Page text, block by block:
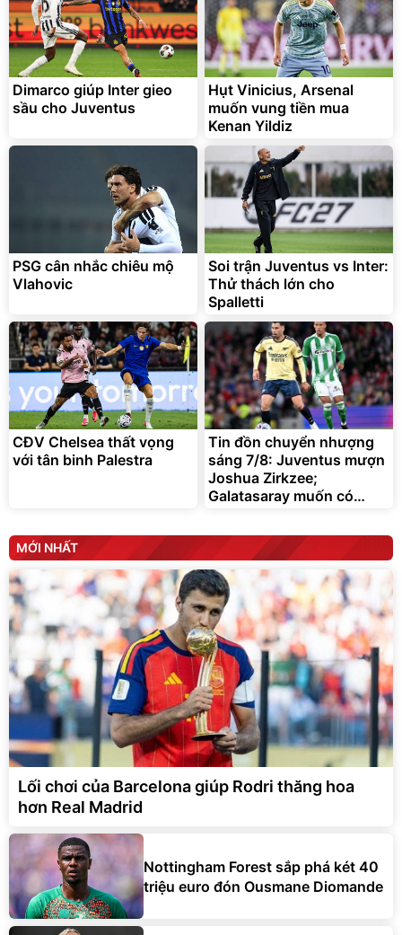
Bạt phủ xe ô tô cao cấp,
tráng nhôm 03 lớp
392.000đ
325.000đ
Đã bán nhiều
Xe đạp điện trợ lực G-
Force C14 gấp gọn bỏ cốp
tiện lợi
9.900.000
7.092.000đ
Đang xem nhiều
G-FORCE VIETNA
Dimarco giúp Inter gieo
sầu cho Juventus
Hụt Vinicius, Arsenal
muốn vung tiền mua
Kenan Yildiz
PSG cân nhắc chiêu mộ
Vlahovic
Soi trận Juventus vs Inter:
Thử thách lớn cho
Spalletti
CĐV Chelsea thất vọng
với tân binh Palestra
Tin đồn chuyển nhượng
sáng 7/8: Juventus mượn
Joshua Zirkzee;
Galatasaray muốn có
MỚI NHẤT
Lối chơi của Barcelona giúp Rodri thăng hoa
hơn Real Madrid
Nottingham Forest sắp phá két 40
triệu euro đón Ousmane Diomande